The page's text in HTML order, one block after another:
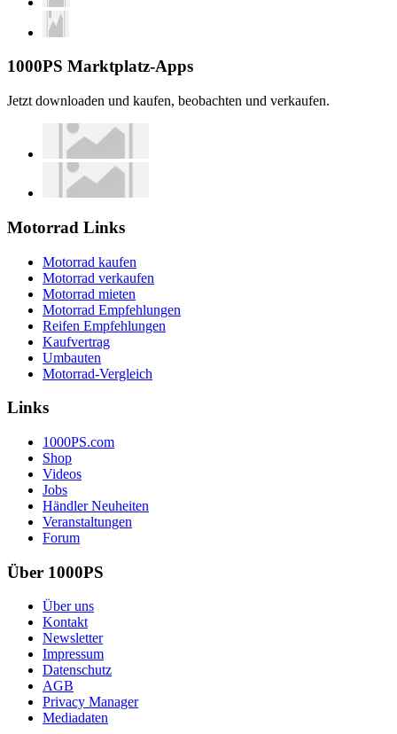
1000PS Marktplatz-Apps
Jetzt downloaden und kaufen, beobachten und verkaufen.
Motorrad Links
Motorrad kaufen
Motorrad verkaufen
Motorrad mieten
Motorrad Empfehlungen
Reifen Empfehlungen
Kaufvertrag
Umbauten
Motorrad-Vergleich
Links
1000PS.com
Shop
Videos
Jobs
Händler Neuheiten
Veranstaltungen
Forum
Über 1000PS
Über uns
Kontakt
Newsletter
Impressum
Datenschutz
AGB
Privacy Manager
Mediadaten